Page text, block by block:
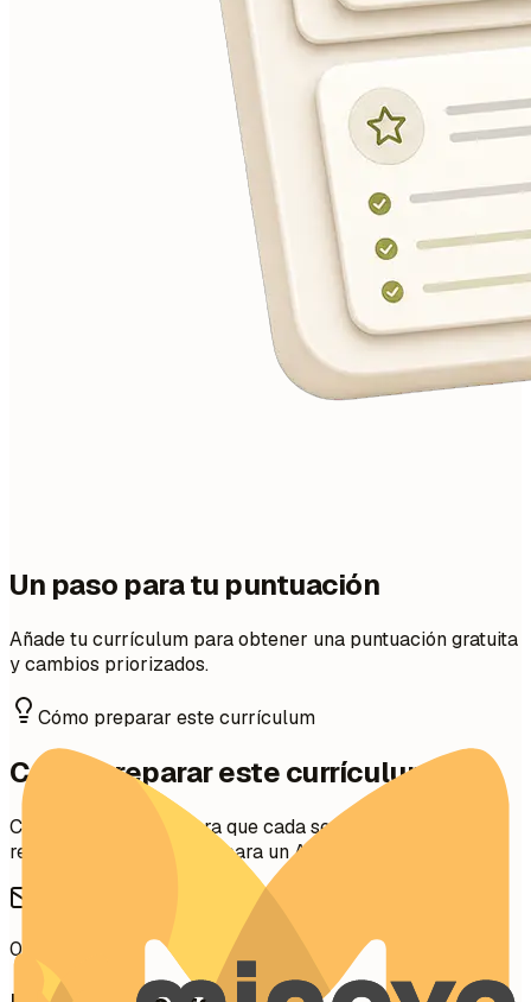
Un paso para tu puntuación
Añade tu currículum para obtener una puntuación gratuita
y cambios priorizados.
Cómo preparar este currículum
Cómo preparar este currículum
Consejos prácticos para que cada sección sea clara,
relevante y fácil de leer para un ATS.
01